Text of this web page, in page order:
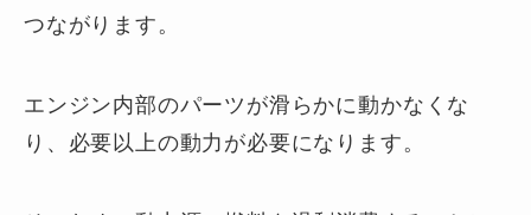
つながります。
エンジン内部のパーツが滑らかに動かなくな
り、必要以上の動力が必要になります。